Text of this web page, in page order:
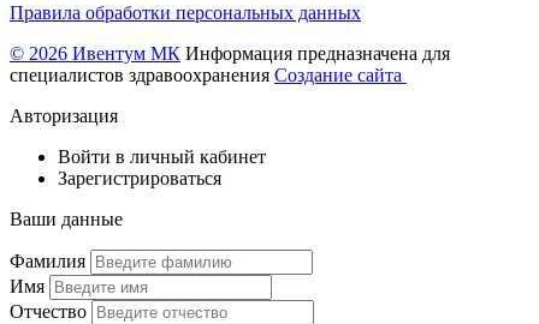
Правила обработки персональных данных
© 2026 Ивентум МК Информация предназначена для
специалистов здравоохранения Создание сайта
Авторизация
Войти в личный кабинет
Зарегистрироваться
Ваши данные
Фамилия
Имя
Отчество